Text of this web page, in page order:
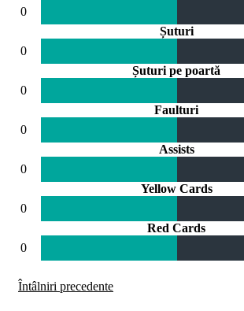
0
Șuturi
0
Șuturi pe poartă
0
Faulturi
0
Assists
0
Yellow Cards
0
Red Cards
0
Întâlniri precedente